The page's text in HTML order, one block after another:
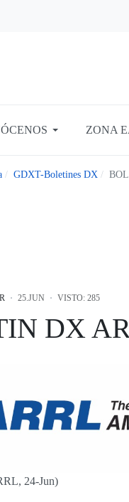
ZONA
GDXT-Boletines DX
25.JUN VISTO: 285
DX
24-Jun)